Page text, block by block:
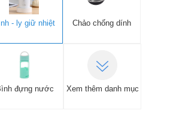
- ly giữ nhiệt Chảo chống dính
đựng nước Xem thêm danh mục